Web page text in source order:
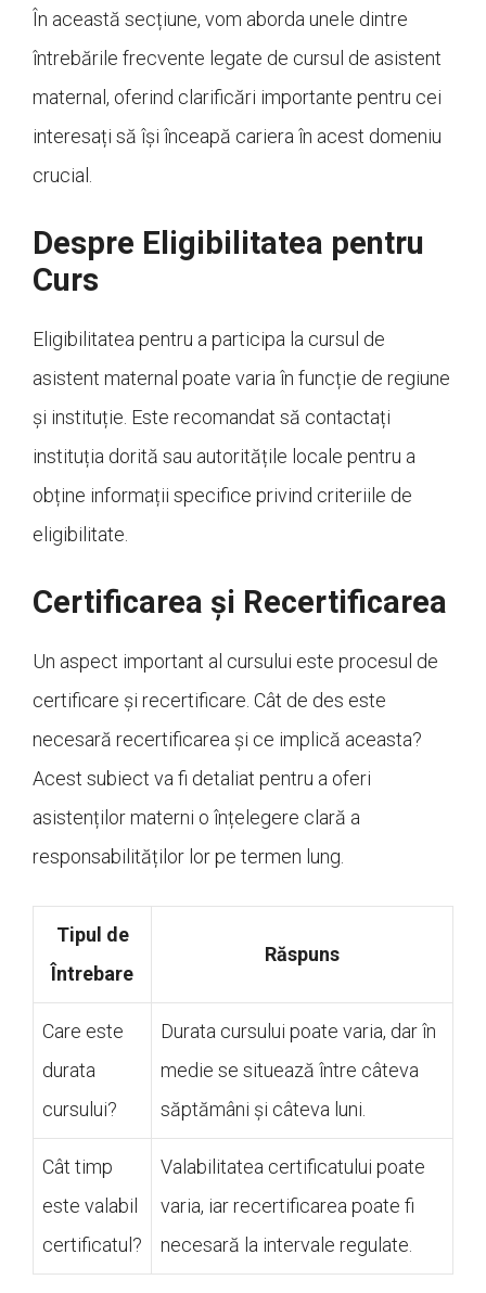
În această secțiune, vom aborda unele dintre
întrebările frecvente legate de cursul de asistent
maternal, oferind clarificări importante pentru cei
interesați să își înceapă cariera în acest domeniu
crucial.
Despre Eligibilitatea pentru
Curs
Eligibilitatea pentru a participa la cursul de
asistent maternal poate varia în funcție de regiune
și instituție. Este recomandat să contactați
instituția dorită sau autoritățile locale pentru a
obține informații specifice privind criteriile de
eligibilitate.
Certificarea și Recertificarea
Un aspect important al cursului este procesul de
certificare și recertificare. Cât de des este
necesară recertificarea și ce implică aceasta?
Acest subiect va fi detaliat pentru a oferi
asistenților materni o înțelegere clară a
responsabilităților lor pe termen lung.
Tipul de
Întrebare
Răspuns
Care este
durata
cursului?
Durata cursului poate varia, dar în
medie se situează între câteva
săptămâni și câteva luni.
Cât timp
este valabil
certificatul?
Valabilitatea certificatului poate
varia, iar recertificarea poate fi
necesară la intervale regulate.